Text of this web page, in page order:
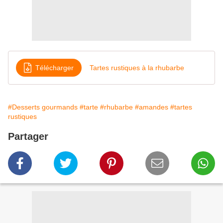
Télécharger Tartes rustiques à la rhubarbe
#Desserts gourmands #tarte #rhubarbe #amandes #tartes
rustiques
Partager